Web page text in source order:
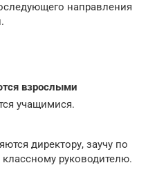
направления
взрослыми
учащимися.
директору, заучу по
руководителю.